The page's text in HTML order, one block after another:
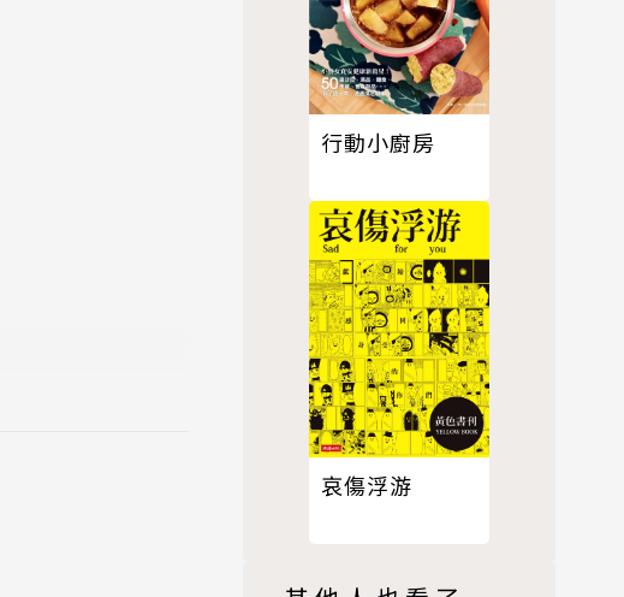
行動小廚房
哀傷浮游